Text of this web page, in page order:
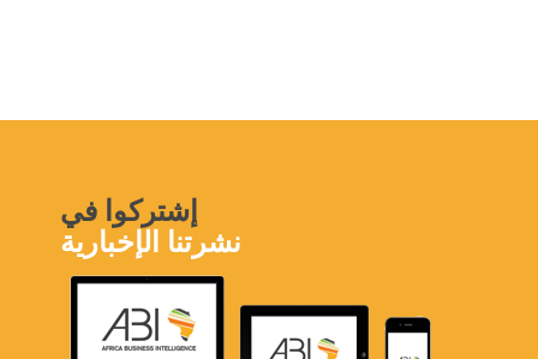
إشتركوا في
نشرتنا الإخبارية